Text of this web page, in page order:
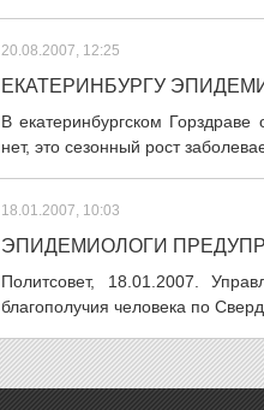
20.08.2007, 12:25
ЕКАТЕРИНБУРГУ
В екатеринбургском
нет, это сезонный рост
18.01.2007, 10:03
ЭПИДЕМИОЛОГИ
Политсовет, 18.01.2007.
благополучия человека по